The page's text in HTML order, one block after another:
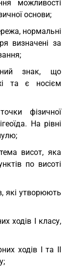
можливості
основи;
нормальні
визначені за
знак, що
та є носієм
фізичної
На рівні
висот, яка
по висоті
які утворюють
ходів I класу,
ходів I та II